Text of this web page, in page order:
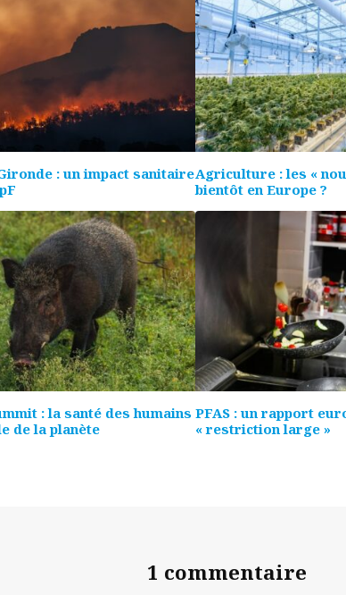
: un impact sanitaireAgriculture : les «
bientôt en Europe ?
: la santé des humains
de la planète
PFAS : un rapport
« restriction large »
1 commentaire